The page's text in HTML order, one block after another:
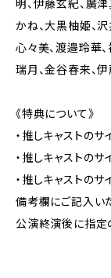
明、伊藤玄紀、廣
かね、大黒柚姫、
心々美、渡邉玲華
瑞月、金谷春来、
《特典について》
・推しキャストのサ
・推しキャストの
・推しキャストの
備考欄にご記入い
公演終演後に指定